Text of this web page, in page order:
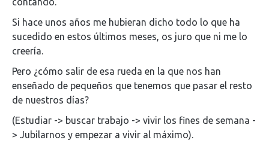
Si hace unos años me hubieran dicho todo lo que ha
sucedido en estos últimos meses, os juro que ni me lo
creería.
Pero ¿cómo salir de esa rueda en la que nos han
enseñado de pequeños que tenemos que pasar el resto
de nuestros días?
(Estudiar -> buscar trabajo -> vivir los fines de semana -
> Jubilarnos y empezar a vivir al máximo).